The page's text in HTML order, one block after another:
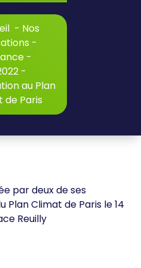
- Nos
-
-
-
au Plan
de Paris
par deux de ses
Plan Climat de Paris le 14
Reuilly